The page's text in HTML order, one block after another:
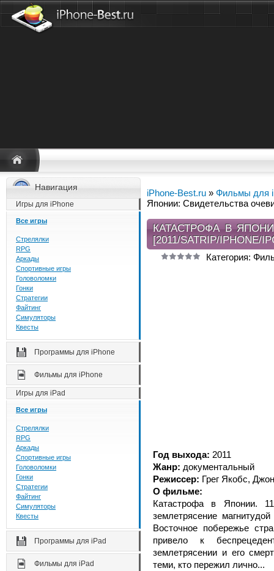
Навигация
Игры для iPhone
Все игры
Стрелялки
RPG
Аркады
Спортивные игры
Головоломки
Гонки
Стратегии
Файтинг
Симуляторы
Квесты
Программы для iPhone
Фильмы для iPhone
Игры для iPad
Все игры
Стрелялки
RPG
Аркады
Спортивные игры
Головоломки
Гонки
Стратегии
Файтинг
Симуляторы
Квесты
Программы для iPad
Фильмы для iPad
iPhone-Best.ru » Фильмы для
Японии: Свидетельства
КАТАСТРОФА В
[2011/SATRIP/IPHONE/
Категория:
Год выхода: 2011
Жанр: документальный
Режиссер: Грег Якобс,
О фильме:
Катастрофа в Японии.
землетрясение
Восточное побережье
привело к
землетрясении и его
теми, кто пережил лично...